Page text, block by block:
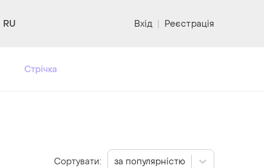
RU Вхід | Реєстрація
Стрічка
Сортувати: за популярністю